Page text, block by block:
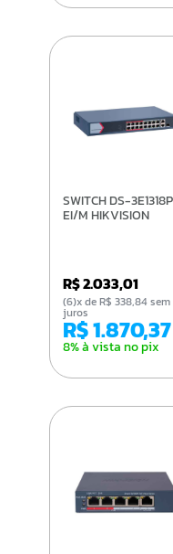
SWITCH DS-3E1318P-
EI/M HIKVISION
R$ 2.033,01
R$ 1.870,37
8% à vista no pix
(6)x de R$ 338,84 sem
juros